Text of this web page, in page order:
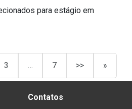
para estágio em
3 … 7 >> »
Contatos